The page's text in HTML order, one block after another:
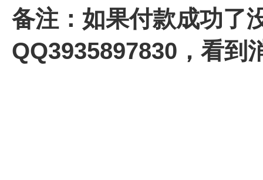
备注：如果付款成功了
QQ3935897830，看到